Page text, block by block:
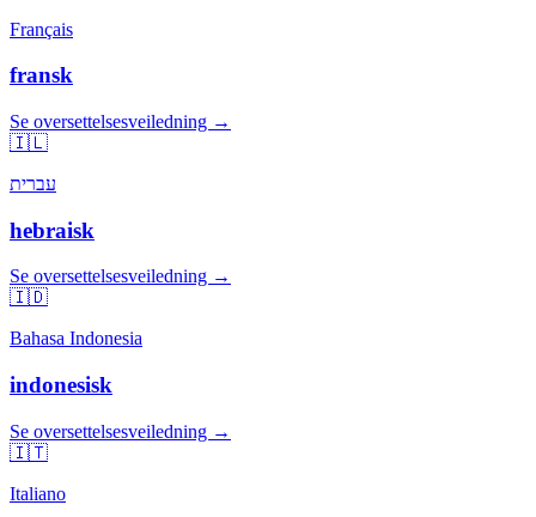
Français
fransk
Se oversettelsesveiledning →
🇮🇱
עברית
hebraisk
Se oversettelsesveiledning →
🇮🇩
Bahasa Indonesia
indonesisk
Se oversettelsesveiledning →
🇮🇹
Italiano